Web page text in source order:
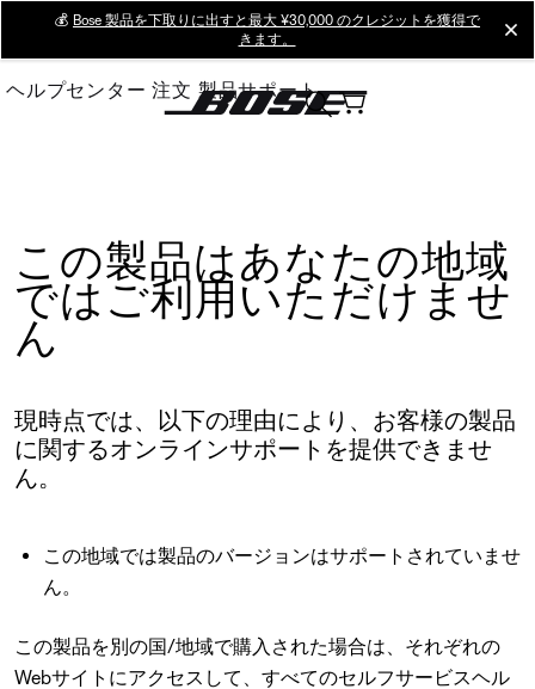
Main
💰 Bose 製品を下取りに出すと最大 ¥30,000 のクレジットを獲得で
きます。
ヘルプセンター 注文 製品サポート
この製品はあなたの地域
ではご利用いただけませ
ん
現時点では、以下の理由により、お客様の製品
に関するオンラインサポートを提供できませ
ん。
この地域では製品のバージョンはサポートされていませ
ん。
この製品を別の国/地域で購入された場合は、それぞれの
Webサイトにアクセスして、すべてのセルフサービスヘル